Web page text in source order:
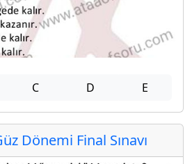
C D E
Dönemi Final Sınavı